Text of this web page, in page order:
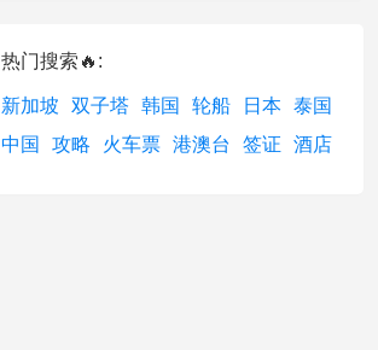
热门搜索🔥:
新加坡 双子塔 韩国 轮船 日本 泰国
中国
攻略 火车票 港澳台 签证 酒店